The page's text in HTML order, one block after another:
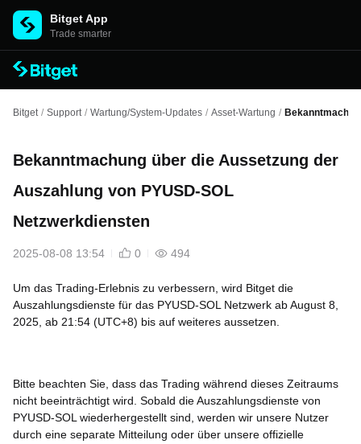
Bitget App
Trade smarter
Bitget / Support / Wartung/System-Updates / Asset-Wartung /
Bekanntmachung über die Aussetzung der
Auszahlung von PYUSD-SOL
Netzwerkdiensten
2025-08-08 13:54 0 494
Um das Trading-Erlebnis zu verbessern, wird Bitget die
Auszahlungsdienste für das PYUSD-SOL Netzwerk ab August 8,
2025, ab 21:54 (UTC+8) bis auf weiteres aussetzen.
Bitte beachten Sie, dass das Trading während dieses Zeitraums
nicht beeinträchtigt wird. Sobald die Auszahlungsdienste von
PYUSD-SOL wiederhergestellt sind, werden wir unsere Nutzer
durch eine separate Mitteilung oder über unsere offizielle